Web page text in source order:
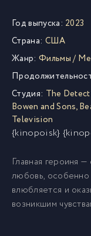
Год выпуска: 2023
Страна: США
Жанр: Фильмы/
Студия: The
Bowen and Sons,
Television
{kinopoisk}
Главная героиня
любовь, особенно
влюбляется и
возникшим